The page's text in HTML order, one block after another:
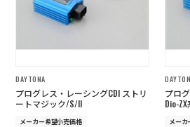
DAYTONA
プログレス・レーシングCDI ストリ
ートマジック/S/II
メーカー希望小売価格
プロ
Dio-ZX
メーカ